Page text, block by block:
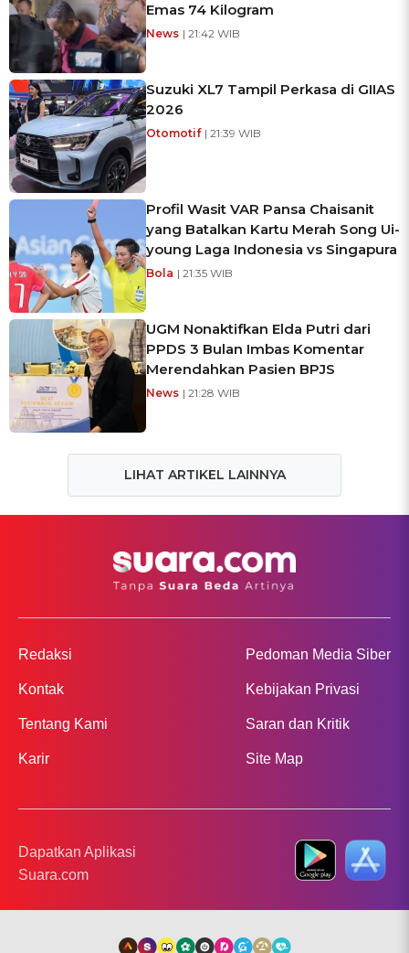
Emas 74 Kilogram
News | 21:42 WIB
Suzuki XL7 Tampil Perkasa di GIIAS
2026
Otomotif | 21:39 WIB
Profil Wasit VAR Pansa Chaisanit
yang Batalkan Kartu Merah Song Ui-
young Laga Indonesia vs Singapura
Bola | 21:35 WIB
UGM Nonaktifkan Elda Putri dari
PPDS 3 Bulan Imbas Komentar
Merendahkan Pasien BPJS
News | 21:28 WIB
LIHAT ARTIKEL LAINNYA
Redaksi
Kontak
Tentang Kami
Karir
Pedoman Media Siber
Kebijakan Privasi
Saran dan Kritik
Site Map
Dapatkan Aplikasi
Suara.com